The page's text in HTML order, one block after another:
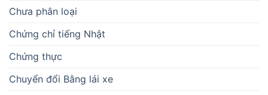
Chưa phân loại
Chứng chỉ tiếng Nhật
Chứng thực
Chuyển đổi Bằng lái xe